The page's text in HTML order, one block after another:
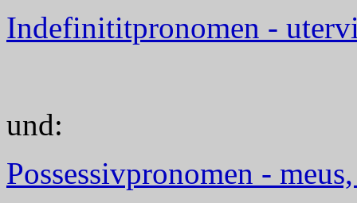
Indefinititpronomen -
und:
Possessivpronomen -